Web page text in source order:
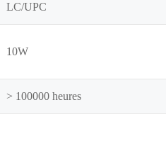
LC/UPC
10W
> 100000 heures